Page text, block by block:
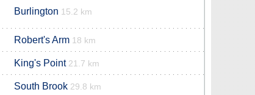
Burlington 15.2 km
Robert's Arm 18 km
King's Point 21.7 km
South Brook 29.8 km